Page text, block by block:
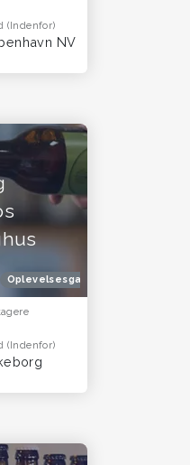
(Indenfor)
NV
til ham og far -
Oplevelsesgaver til ham og far
(Indenfor)